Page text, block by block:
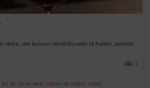
Noire, une boisson rafraîchissante et fruitée, parfaite
1
jus de citron vert, crème de mûre, mûre